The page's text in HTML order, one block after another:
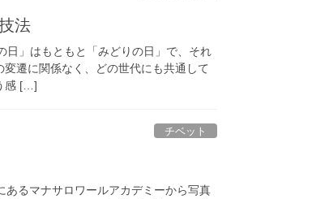
法
」はもともと「みどりの日」で、それ
遷に関係なく、どの世代にも共通して
感 […]
チベット
あるマナサロワールアカデミーから写真